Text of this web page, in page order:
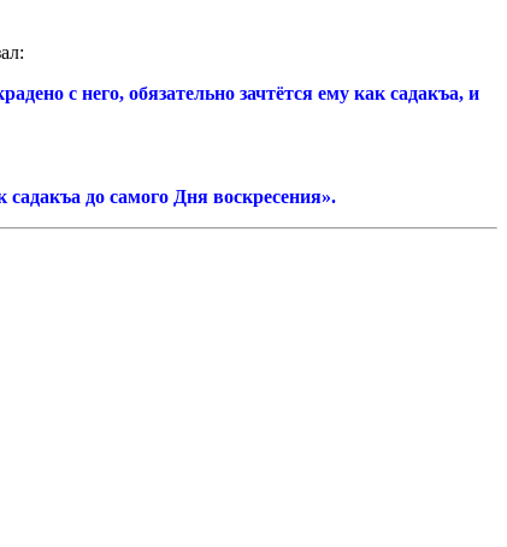
с него, обязательно зачтётся ему как садакъа, и
до самого Дня воскресения».